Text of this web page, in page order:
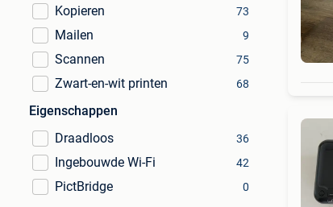
Kopieren 73
Mailen 9
Scannen 75
Zwart-en-wit printen 68
Eigenschappen
Draadloos
36
Ingebouwde Wi-Fi 42
PictBridge 0